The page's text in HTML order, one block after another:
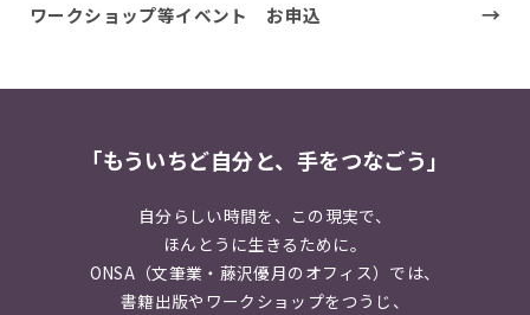
ワークショップ等イベント お申込
「もういちど自分と、手をつなごう」
自分らしい時間を、この現実で、
ほんとうに生きるために。
ONSA（文筆業・藤沢優月のオフィス）では、
書籍出版やワークショップをつうじ、